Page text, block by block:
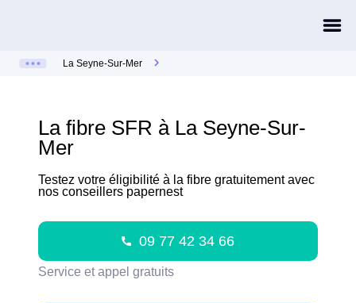
La Seyne-Sur-Mer
La fibre SFR à La Seyne-Sur-
Mer
Testez votre éligibilité à la fibre gratuitement avec
nos conseillers papernest
09 77 42 34 66
Service et appel gratuits